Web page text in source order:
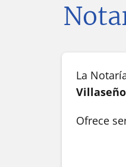
La
Ofrece